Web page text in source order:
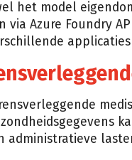
het model
via Azure Foundry
administratieve